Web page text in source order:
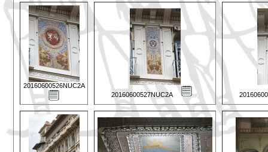
20160600526NUC2A
20160600527NUC2A